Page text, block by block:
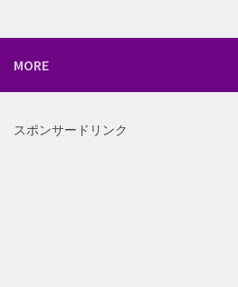
MORE
スポンサードリンク